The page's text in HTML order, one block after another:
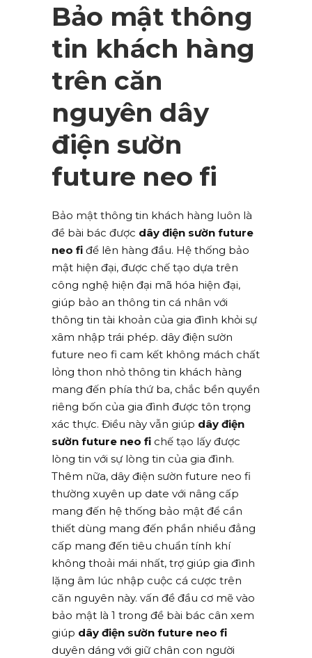
Bảo mật thông
tin khách hàng
trên căn
nguyên dây
điện sườn
future neo fi
Bảo mật thông tin khách hàng luôn là
đề bài bác được dây điện sườn future
neo fi để lên hàng đầu. Hệ thống bảo
mật hiện đại, được chế tạo dựa trên
công nghệ hiện đại mã hóa hiện đại,
giúp bảo an thông tin cá nhân với
thông tin tài khoản của gia đình khỏi sự
xâm nhập trái phép. dây điện sườn
future neo fi cam kết không mách chất
lỏng thon nhỏ thông tin khách hàng
mang đến phía thứ ba, chắc bền quyền
riêng bốn của gia đình được tôn trọng
xác thực. Điều này vẫn giúp dây điện
sườn future neo fi chế tạo lấy được
lòng tin với sự lòng tin của gia đình.
Thêm nữa, dây điện sườn future neo fi
thường xuyên up date với nâng cấp
mang đến hệ thống bảo mật để cần
thiết dùng mang đến phần nhiều đẳng
cấp mang đến tiêu chuẩn tính khí
không thoải mái nhất, trợ giúp gia đình
lặng âm lúc nhập cuộc cá cược trên
căn nguyên này. vấn đề đầu cơ mẽ vào
bảo mật là 1 trong đề bài bác cân xem
giúp dây điện sườn future neo fi
duyên dáng với giữ chân con người